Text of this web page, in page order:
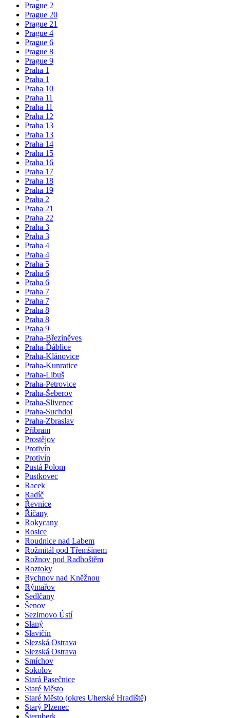
Prague 2
Prague 20
Prague 21
Prague 4
Prague 6
Prague 8
Prague 9
Praha 1
Praha 1
Praha 10
Praha 11
Praha 11
Praha 12
Praha 13
Praha 13
Praha 14
Praha 15
Praha 16
Praha 17
Praha 18
Praha 19
Praha 2
Praha 21
Praha 22
Praha 3
Praha 3
Praha 4
Praha 4
Praha 5
Praha 6
Praha 6
Praha 7
Praha 7
Praha 8
Praha 8
Praha 9
Praha-Březiněves
Praha-Ďáblice
Praha-Klánovice
Praha-Kunratice
Praha-Libuš
Praha-Petrovice
Praha-Šeberov
Praha-Slivenec
Praha-Suchdol
Praha-Zbraslav
Příbram
Prostějov
Protivín
Protivín
Pustá Polom
Pustkovec
Racek
Radíč
Řevnice
Říčany
Rokycany
Rosice
Roudnice nad Labem
Rožmitál pod Třemšínem
Rožnov pod Radhoštěm
Roztoky
Rychnov nad Kněžnou
Rýmařov
Sedlčany
Šenov
Sezimovo Ústí
Slaný
Slavičín
Slezská Ostrava
Slezská Ostrava
Smíchov
Sokolov
Stará Pasečnice
Staré Město
Staré Město (okres Uherské Hradiště)
Starý Plzenec
Šternberk